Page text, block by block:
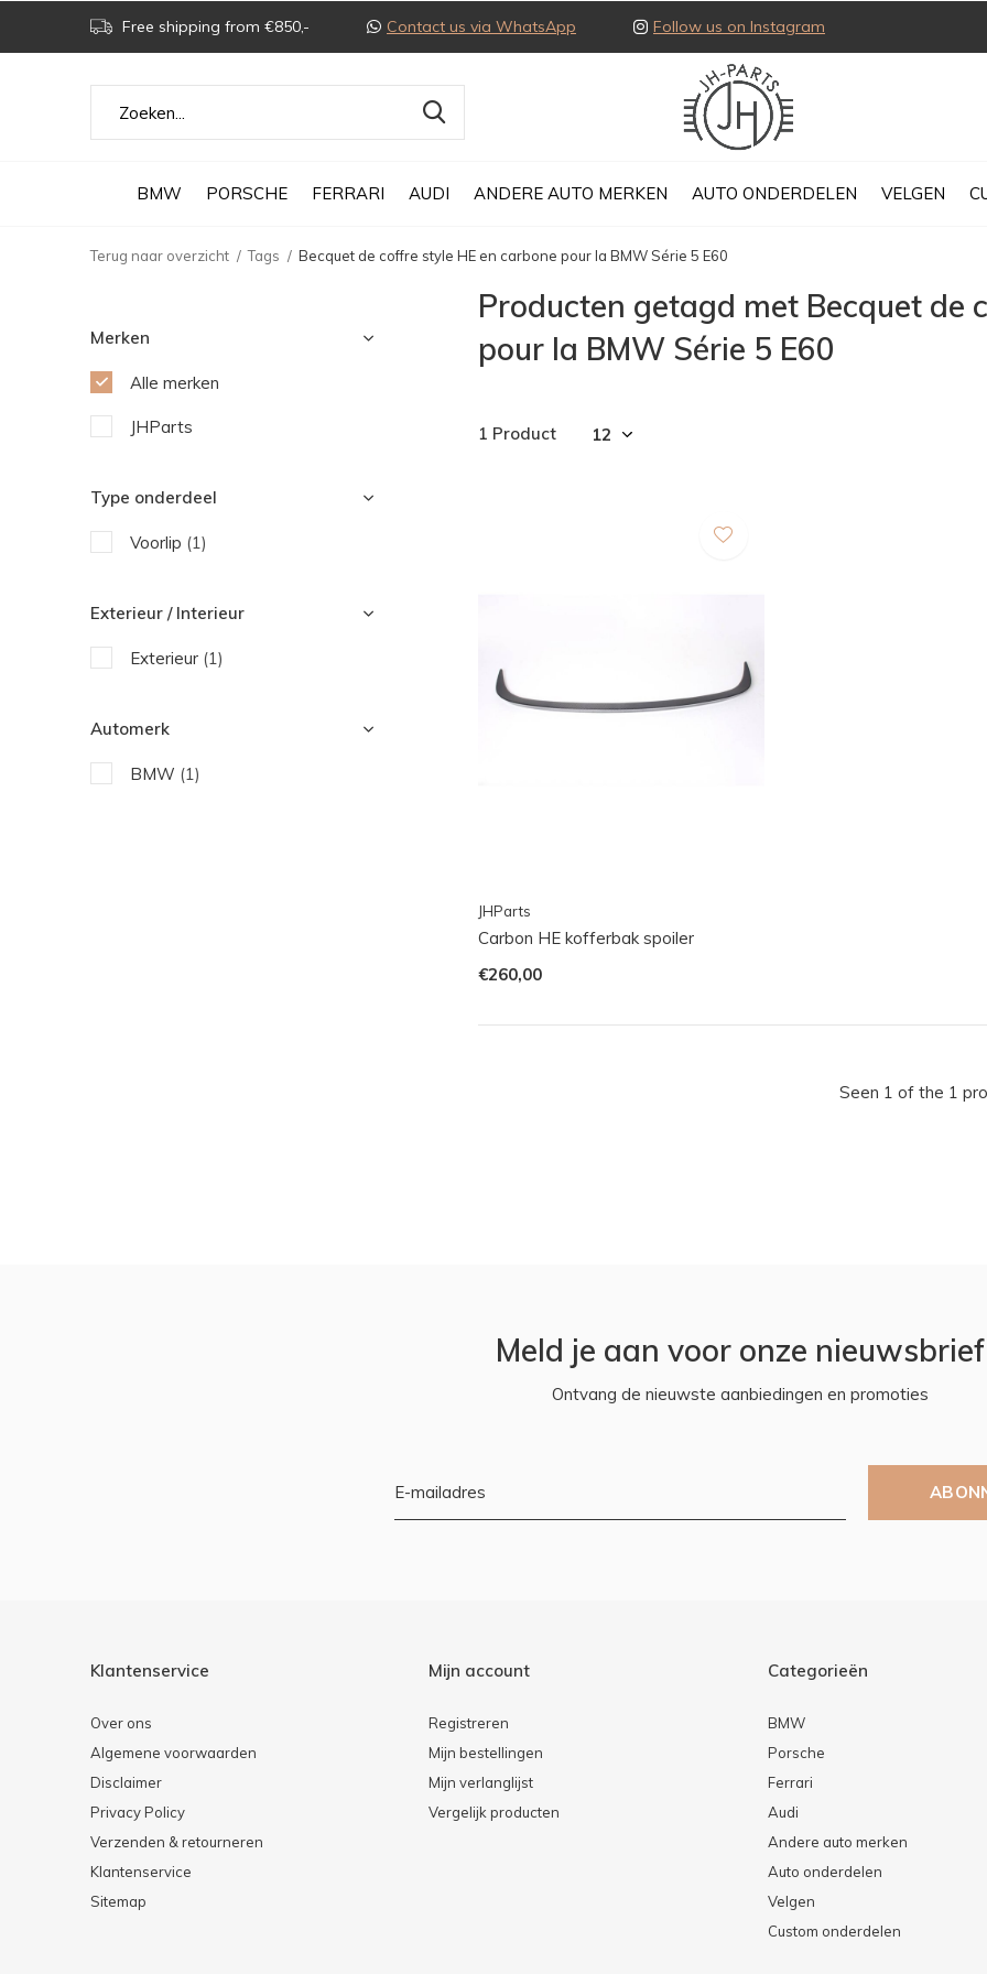
BMW PORSCHE FERRARI AUDI ANDERE AUTO MERKEN AUTO ONDERDELEN VELGEN
Free shipping from €850,- Contact us via WhatsApp Follow us on Instagram
Terug naar overzicht Tags Becquet de coffre style HE en carbone pour la BMW Série 5 E60
Producten getagd met Becquet de
pour la BMW Série 5 E60
1 Product
JHParts
Carbon HE kofferbak spoiler
€260,00
Seen 1 of the 1
Merken
Alle merken
JHParts
Type onderdeel
Voorlip (1)
Exterieur / Interieur
Exterieur (1)
Automerk
BMW (1)
Meld je aan voor onze nieuwsbrief
Ontvang de nieuwste aanbiedingen en promoties
Klantenservice
Over ons
Algemene voorwaarden
Disclaimer
Privacy Policy
Verzenden & retourneren
Klantenservice
Sitemap
Mijn account
Registreren
Mijn bestellingen
Mijn verlanglijst
Vergelijk producten
Categorieën
BMW
Porsche
Ferrari
Audi
Andere auto merken
Auto onderdelen
Velgen
Custom onderdelen